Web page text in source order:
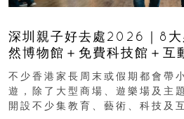
深圳親子好去處2026｜8大
然博物館＋免費科技館＋互
齡、交通、門票、開放時間
不少香港家長周末或假期都會帶
遊，除了大型商場、遊樂場及主
開設不少集教育、藝術、科技及